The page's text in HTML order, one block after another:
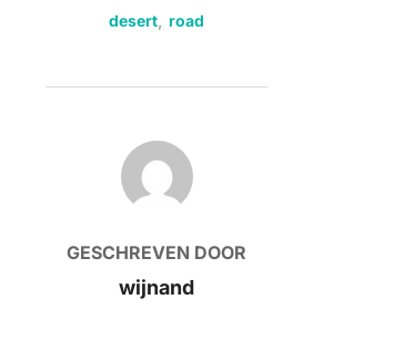
desert road
BERICHTAUTEUR
GESCHREVEN DOOR
wijnand